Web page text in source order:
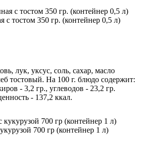
с тостом 350 гр. (контейнер 0,5 л)
лук, уксус, соль, сахар, масло
тостовый. На 100 г. блюдо содержит:
- 3,2 гр., углеводов - 23,2 гр.
- 137,2 ккал.
700 гр (контейнер 1 л)